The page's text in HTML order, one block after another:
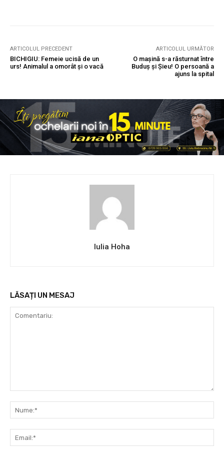
ARTICOLUL PRECEDENT
BICHIGIU: Femeie ucisă de un
urs! Animalul a omorât și o vacă
ARTICOLUL URMĂTOR
O mașină s-a răsturnat între
Buduș și Șieu! O persoană a
ajuns la spital
Iulia Hoha
LĂSAȚI UN MESAJ